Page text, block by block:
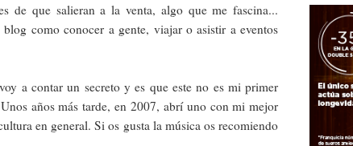
de que salieran a la venta, algo que me fascina...
como conocer a gente, viajar o asistir a eventos
a contar un secreto y es que este no es mi primer
años más tarde, en 2007, abrí uno con mi mejor
en general. Si os gusta la música os recomiendo